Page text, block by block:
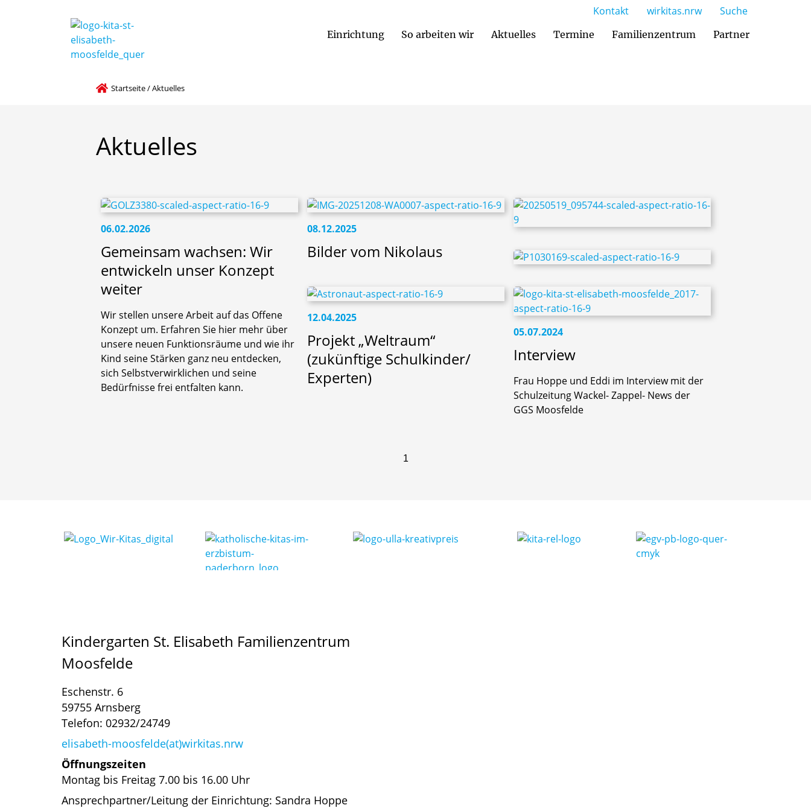
Einrichtung So arbeiten wir Aktuelles Termine Familienzentrum Partner
Kontakt wirkitas.nrw Suche
Startseite/Aktuelles
Aktuelles
06.02.2026
Gemeinsam wachsen: Wir
entwickeln unser Konzept
weiter
Wir stellen unsere Arbeit auf das Offene
Konzept um. Erfahren Sie hier mehr über
unsere neuen Funktionsräume und wie ihr
Kind seine Stärken ganz neu entdecken,
sich Selbstverwirklichen und seine
Bedürfnisse frei entfalten kann.
08.12.2025
Bilder vom Nikolaus
12.04.2025
Projekt „Weltraum“
(zukünftige Schulkinder/
Experten)
05.07.2024
Interview
Frau Hoppe und Eddi im Interview mit der
Schulzeitung Wackel- Zappel- News der
GGS Moosfelde
1
Kindergarten St. Elisabeth Familienzentrum
Moosfelde
Eschenstr. 6
59755 Arnsberg
Telefon: 02932/24749
elisabeth-moosfelde(at)wirkitas.nrw
Öffnungszeiten
Montag bis Freitag 7.00 bis 16.00 Uhr
Ansprechpartner/Leitung der Einrichtung: Sandra Hoppe